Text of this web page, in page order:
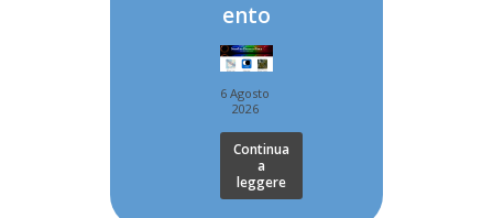
ento
6 Agosto
2026
Continua
a
leggere